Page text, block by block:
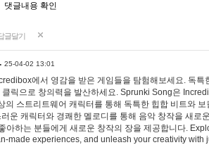
댓글내용 확인
글달기
25-04-02 13:01
에서 영감을 받은 게임들을 탐험해보세요. 독
클릭으로 창의력을 발산하세요. Sprunki Song은
의 스트리트웨어 캐릭터를 통해 독특한 힙합 비트와
운 캐릭터와 경쾌한 멜로디를 통해 음악 창작을 새로
아하는 분들에게 새로운 창작의 장을 제공합니다.
made experiences, and unleash your creativity with